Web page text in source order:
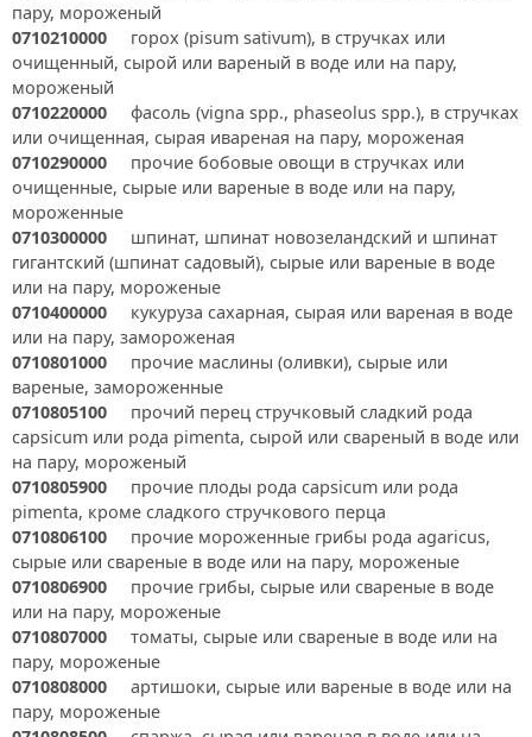
пару, мороженый
0710210000 горох (pisum sativum), в стручках или
очищенный, сырой или вареный в воде или на пару,
мороженый
0710220000 фасоль (vigna spp., phaseolus spp.), в стручках
или очищенная, сырая ивареная на пару, мороженая
0710290000 прочие бобовые овощи в стручках или
очищенные, сырые или вареные в воде или на пару,
мороженные
0710300000 шпинат, шпинат новозеландский и шпинат
гигантский (шпинат садовый), сырые или вареные в воде
или на пару, мороженые
0710400000 кукуруза сахарная, сырая или вареная в воде
или на пару, замороженая
0710801000 прочие маслины (оливки), сырые или
вареные, замороженные
0710805100 прочий перец стручковый сладкий рода
capsicum или рода pimenta, сырой или свареный в воде или
на пару, мороженый
0710805900 прочие плоды рода capsicum или рода
pimenta, кроме сладкого стручкового перца
0710806100 прочие мороженные грибы рода agaricus,
сырые или свареные в воде или на пару, мороженые
0710806900 прочие грибы, сырые или свареные в воде
или на пару, мороженые
0710807000 томаты, сырые или свареные в воде или на
пару, мороженые
0710808000 артишоки, сырые или вареные в воде или на
пару, мороженые